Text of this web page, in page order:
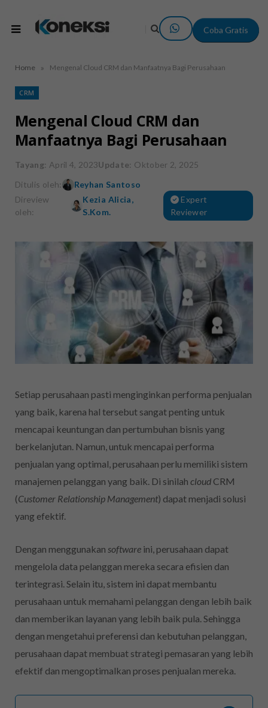
Coba Gratis
Home » Mengenal Cloud CRM dan Manfaatnya Bagi Perusahaan
CRM
Mengenal Cloud CRM dan
Manfaatnya Bagi Perusahaan
Tayang: April 4, 2023Update: Oktober 2, 2025
Ditulis oleh:
Reyhan Santoso
Direview
oleh:
Kezia Alicia,
S.Kom.
Expert
Reviewer
Setiap perusahaan pasti menginginkan performa penjualan
yang baik, karena hal tersebut sangat penting untuk
mencapai keuntungan dan pertumbuhan bisnis yang
berkelanjutan. Namun, untuk mencapai performa
penjualan yang optimal, perusahaan perlu memiliki sistem
manajemen pelanggan yang baik. Di sinilah cloud CRM
(Customer Relationship Management) dapat menjadi solusi
yang efektif.
Dengan menggunakan software ini, perusahaan dapat
mengelola data pelanggan mereka secara efisien dan
terintegrasi. Selain itu, sistem ini dapat membantu
perusahaan untuk memahami pelanggan dengan lebih baik
dan memberikan layanan yang lebih baik pula. Sehingga
dengan mengetahui preferensi dan kebutuhan pelanggan,
perusahaan dapat membuat strategi pemasaran yang lebih
efektif dan mengoptimalkan proses penjualan mereka.